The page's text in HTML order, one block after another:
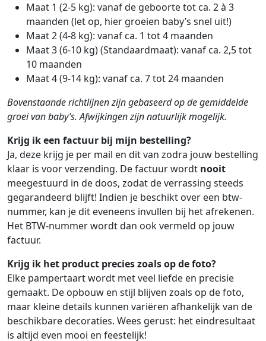
Maat 1 (2-5 kg): vanaf de geboorte tot ca. 2 à 3
maanden (let op, hier groeien baby’s snel uit!)
Maat 2 (4-8 kg): vanaf ca. 1 tot 4 maanden
Maat 3 (6-10 kg) (Standaardmaat): vanaf ca. 2,5 tot
10 maanden
Maat 4 (9-14 kg): vanaf ca. 7 tot 24 maanden
Bovenstaande richtlijnen zijn gebaseerd op de gemiddelde
groei van baby’s. Afwijkingen zijn natuurlijk mogelijk.
Krijg ik een factuur bij mijn bestelling?
Ja, deze krijg je per mail en dit van zodra jouw bestelling
klaar is voor verzending. De factuur wordt nooit
meegestuurd in de doos, zodat de verrassing steeds
gegarandeerd blijft! Indien je beschikt over een btw-
nummer, kan je dit eveneens invullen bij het afrekenen.
Het BTW-nummer wordt dan ook vermeld op jouw
factuur.
Krijg ik het product precies zoals op de foto?
Elke pampertaart wordt met veel liefde en precisie
gemaakt. De opbouw en stijl blijven zoals op de foto,
maar kleine details kunnen variëren afhankelijk van de
beschikbare decoraties. Wees gerust: het eindresultaat
is altijd even mooi en feestelijk!